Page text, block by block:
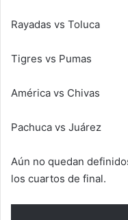
Rayadas vs Toluca
Tigres vs Pumas
América vs Chivas
Pachuca vs Juárez
Aún no quedan
los cuartos de final.